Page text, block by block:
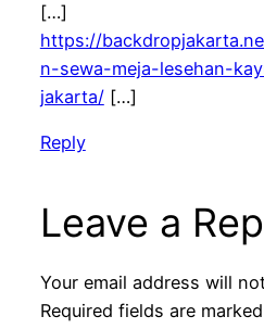
[…]
https://
n-sewa-meja-lesehan-
jakarta/[…]
Reply
Leave a
Your email address will
Required fields are marked